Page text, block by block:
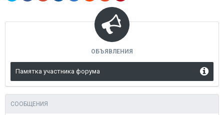
ОБЪЯВЛЕНИЯ
Памятка участника форума
СООБЩЕНИЯ